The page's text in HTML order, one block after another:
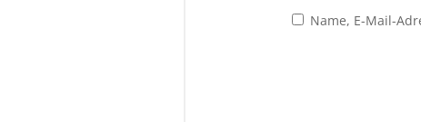
Name, E-Mail-